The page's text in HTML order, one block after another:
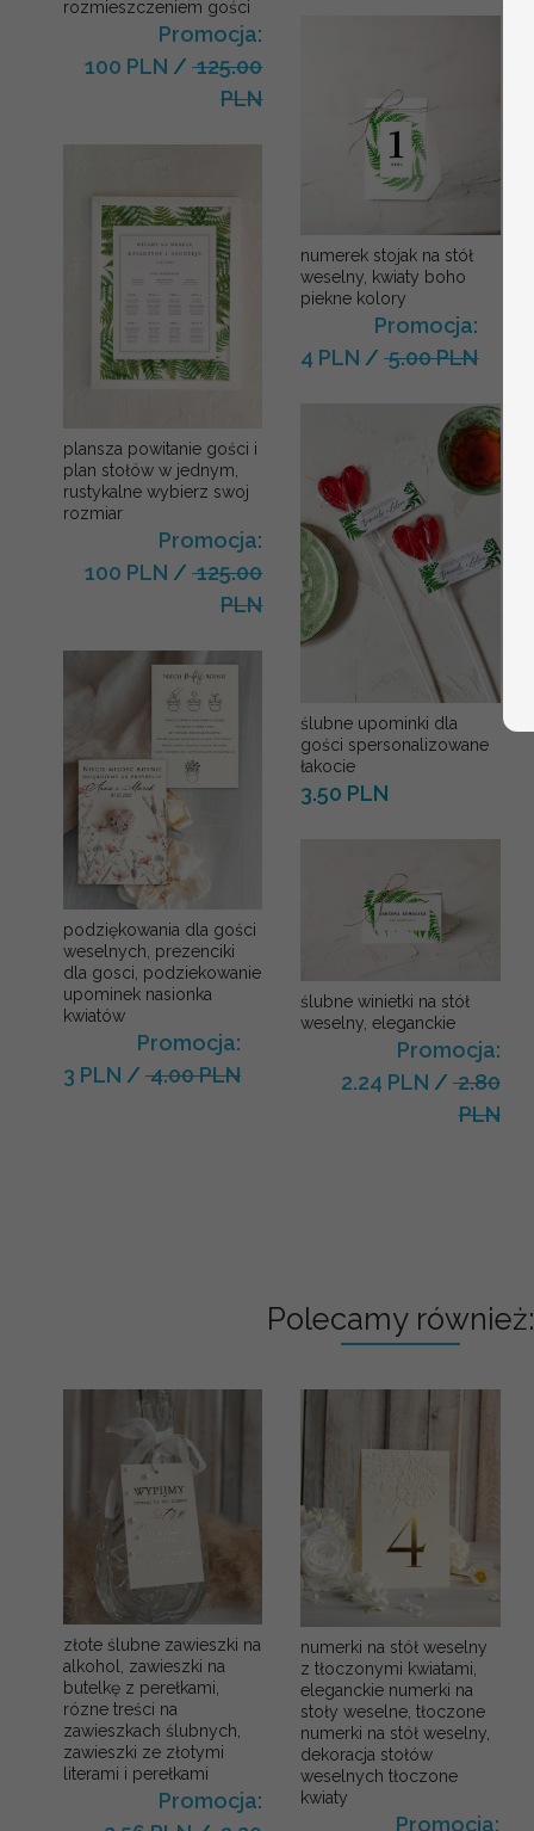
rozmieszczeniem gości
Promocja:
100 PLN /125.00
PLN
plansza powitanie gości i
plan stołów w jednym,
rustykalne wybierz swoj
rozmiar
Promocja:
100 PLN /125.00
PLN
podziękowania dla gości
weselnych, prezenciki
dla gosci, podziekowanie
upominek nasionka
kwiatów
Promocja:
3 PLN / 4.00 PLN
numerek stojak na stół
weselny, kwiaty boho
piekne kolory
Promocja:
4 PLN /5.00 PLN
ślubne upominki dla
gości spersonalizowane
łakocie
3.50 PLN
ślubne winietki na stół
weselny, eleganckie
Promocja:
2.24 PLN /2.80
PLN
Polecamy również:
złote ślubne zawieszki na
alkohol, zawieszki na
butelkę z perełkami,
rózne treści na
zawieszkach ślubnych,
zawieszki ze złotymi
literami i perełkami
Promocja:
numerki na stół weselny
z tłoczonymi kwiatami,
eleganckie numerki na
stoły weselne, tłoczone
numerki na stół weselny,
dekoracja stołów
weselnych tłoczone
kwiaty
Promocja: